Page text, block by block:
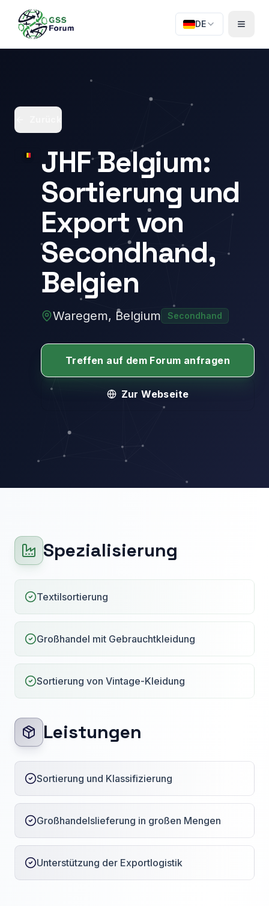
DE
JHF Belgium:
Sortierung und
Export von
Secondhand,
Belgien
Waregem, Belgium Secondhand
Treffen auf dem Forum anfragen
Zur Webseite
Spezialisierung
Textilsortierung
Großhandel mit Gebrauchtkleidung
Sortierung von Vintage-Kleidung
Leistungen
Sortierung und Klassifizierung
Großhandelslieferung in großen Mengen
Unterstützung der Exportlogistik